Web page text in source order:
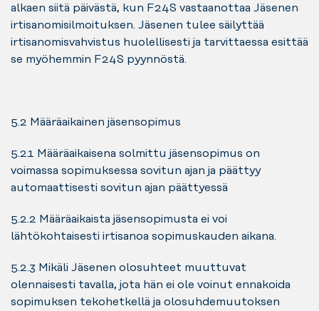
alkaen siitä päivästä, kun F24S vastaanottaa Jäsenen
irtisanomisilmoituksen. Jäsenen tulee säilyttää
irtisanomisvahvistus huolellisesti ja tarvittaessa esittää
se myöhemmin F24S pyynnöstä.
5.2 Määräaikainen jäsensopimus
5.2.1 Määräaikaisena solmittu jäsensopimus on
voimassa sopimuksessa sovitun ajan ja päättyy
automaattisesti sovitun ajan päättyessä
5.2.2 Määräaikaista jäsensopimusta ei voi
lähtökohtaisesti irtisanoa sopimuskauden aikana.
5.2.3 Mikäli Jäsenen olosuhteet muuttuvat
olennaisesti tavalla, jota hän ei ole voinut ennakoida
sopimuksen tekohetkellä ja olosuhdemuutoksen